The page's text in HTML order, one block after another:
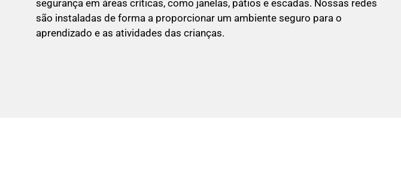
segurança em áreas críticas, como janelas, pátios e escadas. Nossas redes
são instaladas de forma a proporcionar um ambiente seguro para o
aprendizado e as atividades das crianças.